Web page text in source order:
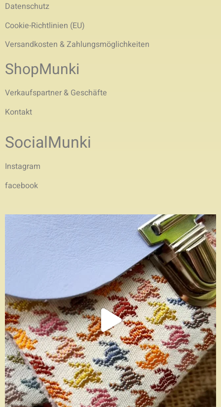
Datenschutz
Cookie-Richtlinien (EU)
Versandkosten & Zahlungsmöglichkeiten
ShopMunki
Verkaufspartner & Geschäfte
Kontakt
SocialMunki
Instagram
facebook